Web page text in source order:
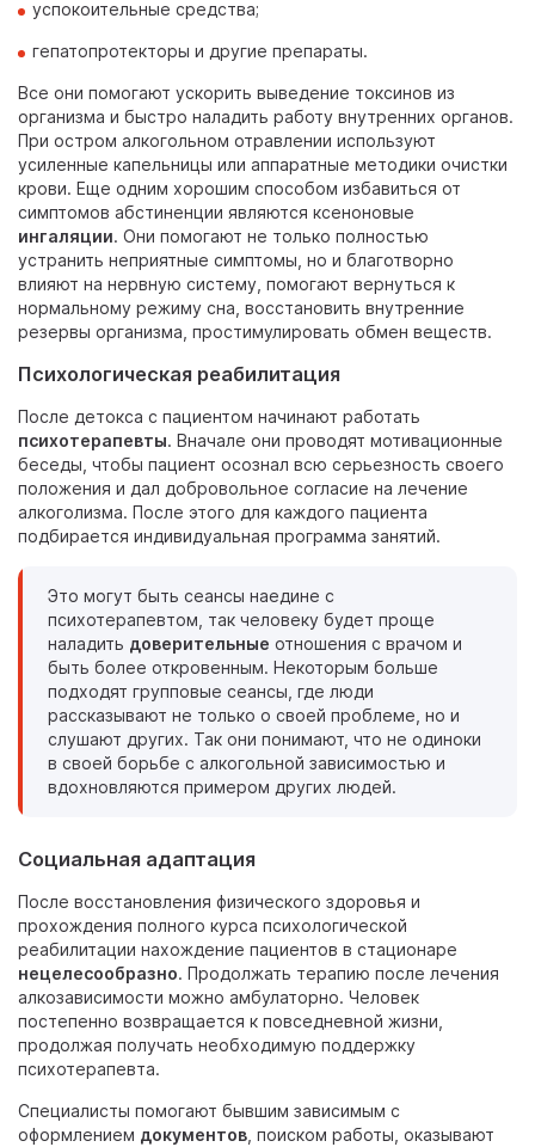
успокоительные средства;
гепатопротекторы и другие препараты.
Все они помогают ускорить выведение токсинов из
организма и быстро наладить работу внутренних органов.
При остром алкогольном отравлении используют
усиленные капельницы или аппаратные методики очистки
крови. Еще одним хорошим способом избавиться от
симптомов абстиненции являются ксеноновые
ингаляции. Они помогают не только полностью
устранить неприятные симптомы, но и благотворно
влияют на нервную систему, помогают вернуться к
нормальному режиму сна, восстановить внутренние
резервы организма, простимулировать обмен веществ.
Психологическая реабилитация
После детокса с пациентом начинают работать
психотерапевты. Вначале они проводят мотивационные
беседы, чтобы пациент осознал всю серьезность своего
положения и дал добровольное согласие на лечение
алкоголизма. После этого для каждого пациента
подбирается индивидуальная программа занятий.
Это могут быть сеансы наедине с
психотерапевтом, так человеку будет проще
наладить доверительные отношения с врачом и
быть более откровенным. Некоторым больше
подходят групповые сеансы, где люди
рассказывают не только о своей проблеме, но и
слушают других. Так они понимают, что не одиноки
в своей борьбе с алкогольной зависимостью и
вдохновляются примером других людей.
Социальная адаптация
После восстановления физического здоровья и
прохождения полного курса психологической
реабилитации нахождение пациентов в стационаре
нецелесообразно. Продолжать терапию после лечения
алкозависимости можно амбулаторно. Человек
постепенно возвращается к повседневной жизни,
продолжая получать необходимую поддержку
психотерапевта.
Специалисты помогают бывшим зависимым с
оформлением документов , поиском работы, оказывают